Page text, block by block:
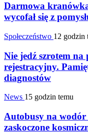
Darmowa
wycofał się z
Społeczeństwo 12 godzin
Nie jedź szrotem
rejestracyjny.
diagnostów
News 15 godzin temu
Autobusy na wodór
zaskoczone